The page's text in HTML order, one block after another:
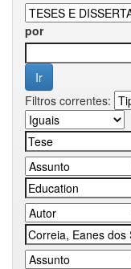
por
Filtros correntes: